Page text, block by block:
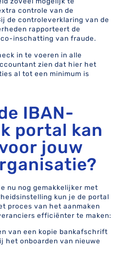
controle van de
de controleverklaring van de
rapporteert de
inschatting van fraude.
in te voeren in alle
zien dat hier het
al tot een minimum is
IBAN-
portal kan
jouw
nu nog gemakkelijker met
kun je de portal
proces van het aanmaken
efficiënter te maken:
van een kopie bankafschrift
het onboarden van nieuwe